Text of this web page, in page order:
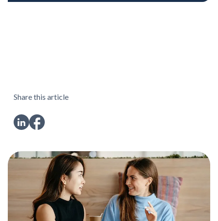
Share this article